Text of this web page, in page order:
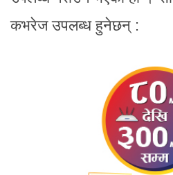
कभरेज उपलब्ध हुनेछन् :